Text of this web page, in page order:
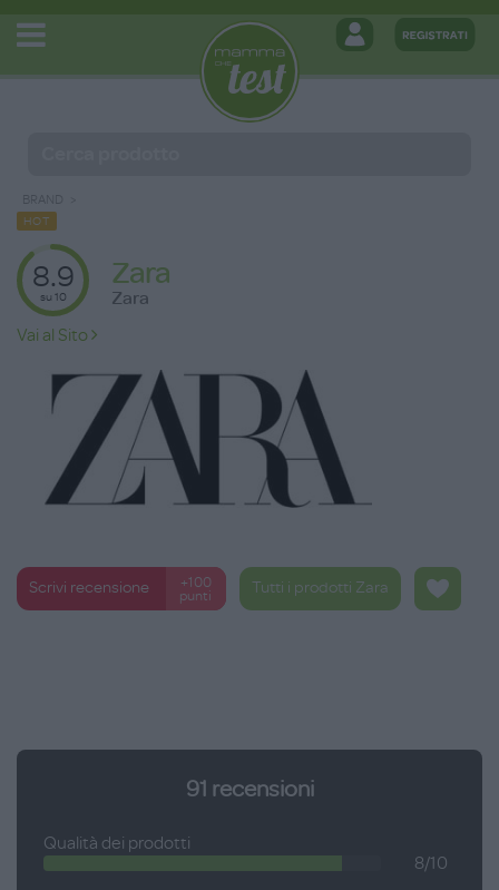
BRAND
HOT
8.9
su 10
Zara
Zara
Vai al Sito
Scrivi recensione
+100
punti
Tutti i prodotti Zara
91 recensioni
Qualità dei prodotti
8/10